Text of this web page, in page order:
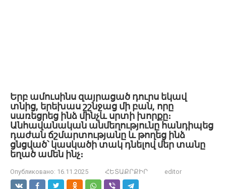
Երբ ամուսինս զայրացած դուրս եկավ
տնից, երեխաս շշնջաց մի բան, որը
սառեցրեց ինձ մինչև սրտի խորքը։
Անհավանական անմեղությունը հանդիպեց
դաժան ճշմարտությանը և թողեց ինձ
ցնցված՝ կասկածի տակ դնելով մեր տանը
եղած ամեն ինչ։
Опубликовано: 16.11.2025 ՀԵՏԱՔՐՔԻՐ editor